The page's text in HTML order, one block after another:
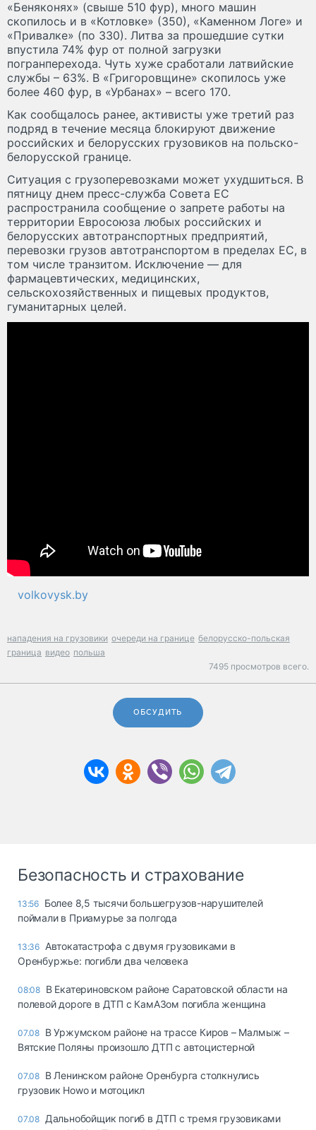
«Беняконях» (свыше 510 фур), много машин
скопилось и в «Котловке» (350), «Каменном Логе» и
«Привалке» (по 330). Литва за прошедшие сутки
впустила 74% фур от полной загрузки
погранперехода. Чуть хуже сработали латвийские
службы – 63%. В «Григоровщине» скопилось уже
более 460 фур, в «Урбанах» – всего 170.
Как сообщалось ранее, активисты уже третий раз
подряд в течение месяца блокируют движение
российских и белорусских грузовиков на польско-
белорусской границе.
Ситуация с грузоперевозками может ухудшиться. В
пятницу днем пресс-служба Совета ЕС
распространила сообщение о запрете работы на
территории Евросоюза любых российских и
белорусских автотранспортных предприятий,
перевозки грузов автотранспортом в пределах ЕС, в
том числе транзитом. Исключение — для
фармацевтических, медицинских,
сельскохозяйственных и пищевых продуктов,
гуманитарных целей.
volkovysk.by
нападения на грузовики очереди на границе белорусско-польская
граница видео польша
7495 просмотров всего.
ОБСУДИТЬ
Безопасность и страхование
13:56 Более 8,5 тысячи большегрузов-нарушителей
поймали в Приамурье за полгода
13:36 Автокатастрофа с двумя грузовиками в
Оренбуржье: погибли два человека
08:08 В Екатериновском районе Саратовской области на
полевой дороге в ДТП с КамАЗом погибла женщина
07.08 В Уржумском районе на трассе Киров – Малмыж –
Вятские Поляны произошло ДТП с автоцистерной
07.08 В Ленинском районе Оренбурга столкнулись
грузовик Howo и мотоцикл
07.08 Дальнобойщик погиб в ДТП с тремя грузовиками